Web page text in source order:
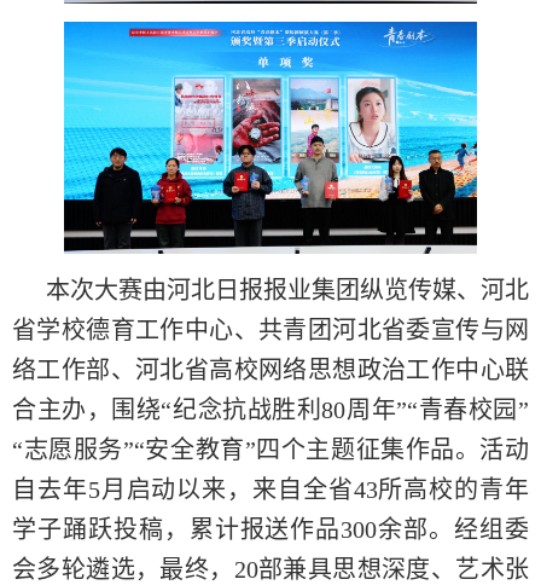
本次大赛由河北日报报业集团纵览传媒、河北
省学校德育工作中心、共青团河北省委宣传与网
络工作部、河北省高校网络思想政治工作中心联
合主办，围绕“纪念抗战胜利80周年”“青春校园”
“志愿服务”“安全教育”四个主题征集作品。活动
自去年5月启动以来，来自全省43所高校的青年
学子踊跃投稿，累计报送作品300余部。经组委
会多轮遴选，最终，20部兼具思想深度、艺术张